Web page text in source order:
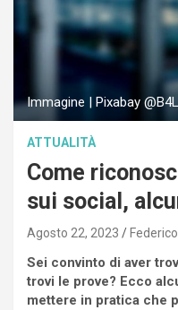
Immagine | Pixabay
ATTUALITÀ
Come
sui social,
Agosto 22, 2023
Sei convinto di aver
trovi le prove? Ecco
mettere in pratica che